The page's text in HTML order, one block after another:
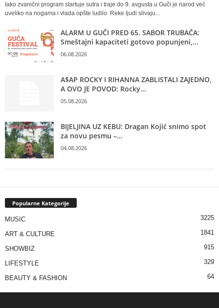
Iako zvanični program startuje sutra i traje do 9. avgusta u Guči je narod već
uveliko na nogama i vlada opšte ludilo Reke ljudi slivaju...
ALARM U GUČI PRED 65. SABOR TRUBAČA:
Smeštajni kapaciteti gotovo popunjeni,...
06.08.2026
A$AP ROCKY I RIHANNA ZABLISTALI ZAJEDNO,
A OVO JE POVOD: Rocky...
05.08.2026
BIJELJINA UZ KEBU: Dragan Kojić snimo spot
za novu pesmu –...
04.08.2026
Popularne Kategorije
MUSIC 3225
ART & CULTURE 1841
SHOWBIZ 915
LIFESTYLE 329
BEAUTY & FASHION 64